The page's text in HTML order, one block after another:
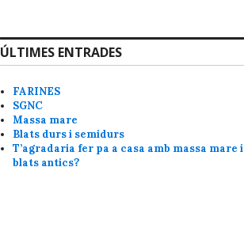
ÚLTIMES ENTRADES
FARINES
SGNC
Massa mare
Blats durs i semidurs
T’agradaria fer pa a casa amb massa mare i
blats antics?